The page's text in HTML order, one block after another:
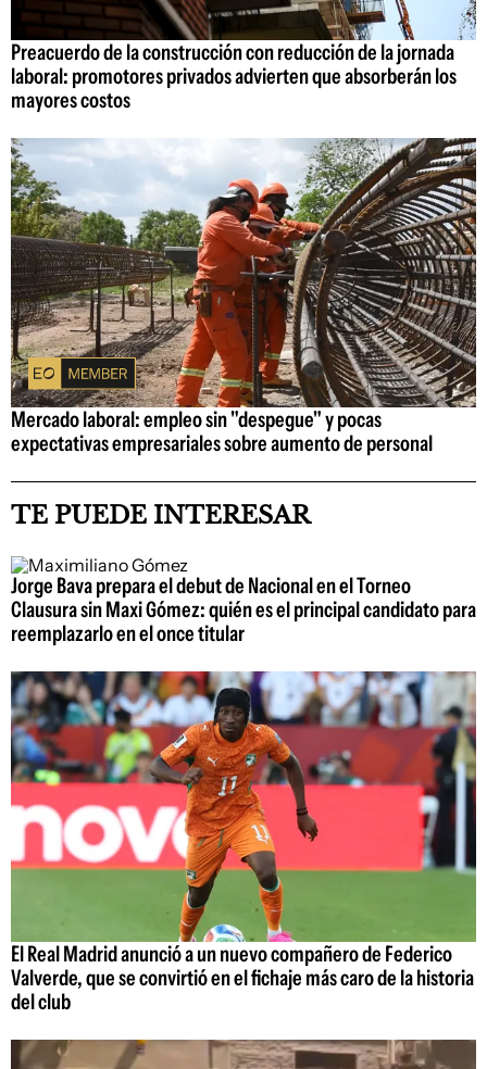
Preacuerdo de la construcción con reducción de la jornada
laboral: promotores privados advierten que absorberán los
mayores costos
Mercado laboral: empleo sin "despegue" y pocas
expectativas empresariales sobre aumento de personal
TE PUEDE INTERESAR
Jorge Bava prepara el debut de Nacional en el Torneo
Clausura sin Maxi Gómez: quién es el principal candidato para
reemplazarlo en el once titular
El Real Madrid anunció a un nuevo compañero de Federico
Valverde, que se convirtió en el fichaje más caro de la historia
del club